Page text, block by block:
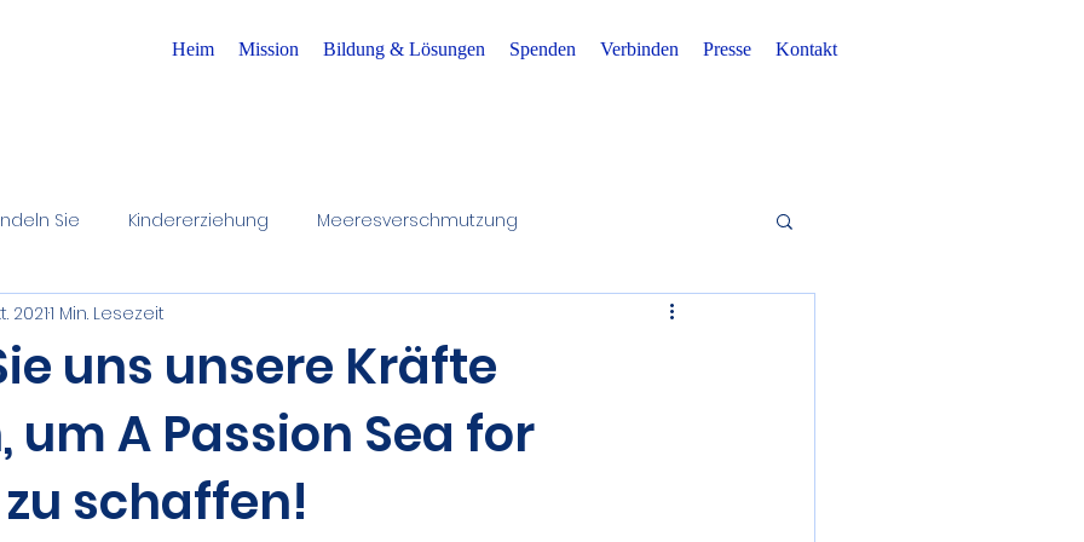
Heim Mission Bildung & Lösungen Spenden Verbinden Presse Kontakt
Sie Kindererziehung Meeresverschmutzung
zu Hause
Kinderbewusstsein
uns unsere Kräfte
um A Passion Sea for
schaffen!
20211 Min. Lesezeit